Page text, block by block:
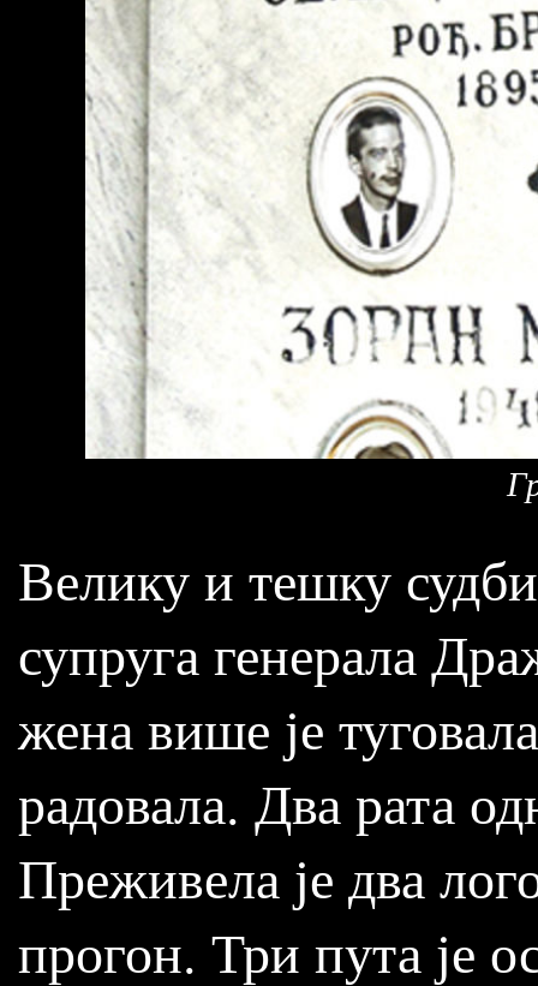
Велику и тешку
супруга генерала
жена више је
радовала. Два рата
Преживела је два
прогон. Три пута је